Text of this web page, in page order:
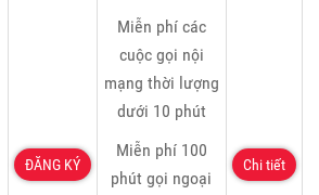
ĐĂNG KÝ
Miễn phí các
cuộc gọi nội
mạng thời lượng
dưới 10 phút
Miễn phí 100
phút gọi ngoại
Chi tiết